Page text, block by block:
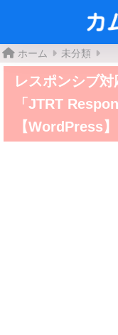
ホーム 未分類
レスポンシブ
「JTRT
【WordPress】